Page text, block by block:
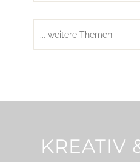
KREATIV